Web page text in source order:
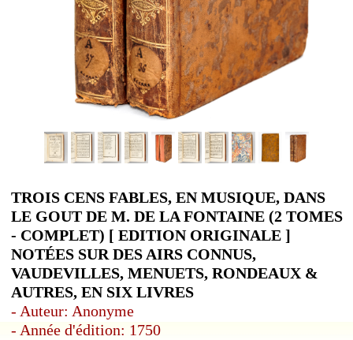
TROIS CENS FABLES, EN MUSIQUE, DANS
LE GOUT DE M. DE LA FONTAINE (2 TOMES
- COMPLET) [ EDITION ORIGINALE ]
NOTÉES SUR DES AIRS CONNUS,
VAUDEVILLES, MENUETS, RONDEAUX &
AUTRES, EN SIX LIVRES
- Auteur: Anonyme
- Année d'édition: 1750